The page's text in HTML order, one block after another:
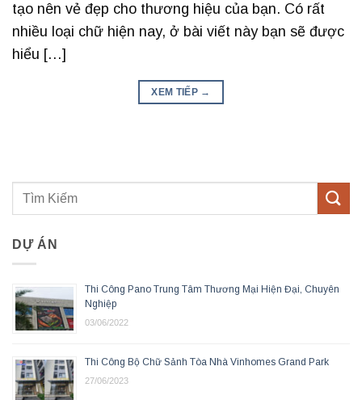
tạo nên vẻ đẹp cho thương hiệu của bạn. Có rất
nhiều loại chữ hiện nay, ở bài viết này bạn sẽ được
hiểu […]
XEM TIẾP →
DỰ ÁN
Thi Công Pano Trung Tâm Thương Mại Hiện Đại, Chuyên
Nghiệp
03/06/2022
Thi Công Bộ Chữ Sảnh Tòa Nhà Vinhomes Grand Park
27/06/2023